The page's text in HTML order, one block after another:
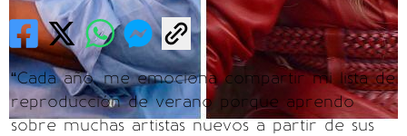
“Cada año, me emociona compartir mi lista de
reproducción de verano porque aprendo
sobre muchas artistas nuevos a partir de sus